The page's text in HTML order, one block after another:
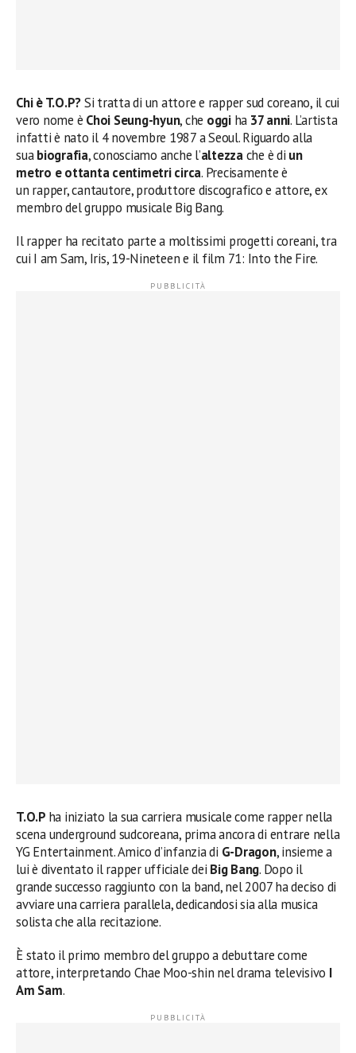
Chi è T.O.P?Si tratta di un attore e rapper sud coreano, il cui
vero nome è Choi Seung-hyun, che oggiha 37 anni. L’artista
infatti è nato il 4 novembre 1987 a Seoul. Riguardo alla
suabiografia, conosciamo anche l’altezzache è di un
metro e ottanta centimetri circa. Precisamente è
un rapper, cantautore, produttore discografico e attore, ex
membro del gruppo musicale Big Bang.
Il rapper ha recitato parte a moltissimi progetti coreani, tra
cui I am Sam, Iris, 19-Nineteen e il film 71: Into the Fire.
T.O.P ha iniziato la sua carriera musicale come rapper nella
scena underground sudcoreana, prima ancora di entrare nella
YG Entertainment. Amico d’infanzia di G-Dragon, insieme a
lui è diventato il rapper ufficiale dei Big Bang. Dopo il
grande successo raggiunto con la band, nel 2007 ha deciso di
avviare una carriera parallela, dedicandosi sia alla musica
solista che alla recitazione.
È stato il primo membro del gruppo a debuttare come
attore, interpretando Chae Moo-shin nel drama televisivo I
Am Sam.